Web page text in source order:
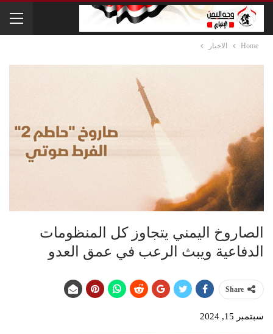
Home الاخبار
الصاروخ اليمني يتجاوز كل المنظومات
الدفاعية ويبث الرعب في عمق العدو
Share
سبتمبر 15, 2024